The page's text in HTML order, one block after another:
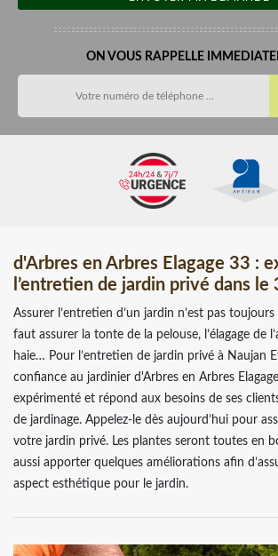
ON VOUS RAPPELLE
d'Arbres en Arbres Elagage 33 :
l’entretien de jardin privé dans le
Assurer l’entretien d’un jardin n’est pas toujours
faut assurer la tonte de la pelouse, l’élagage de
haie… Pour l’entretien de jardin privé à Naujan
confiance au jardinier d'Arbres en Arbres
expérimenté et répond aux besoins de ses
de jardinage. Appelez-le dès aujourd’hui pour
votre jardin privé. Les plantes seront toutes en
aussi apporter quelques améliorations afin
aspect esthétique pour le jardin.